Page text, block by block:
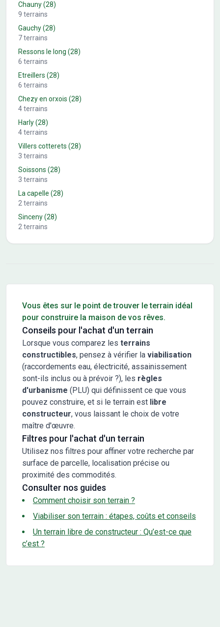
Chauny(28)
9 terrains
Gauchy(28)
7terrains
Ressons le long (28)
6 terrains
Etreillers (28)
6 terrains
Chezy en orxois (28)
4terrains
Harly(28)
4terrains
Villers cotterets (28)
3 terrains
Soissons (28)
3 terrains
La capelle (28)
2 terrains
Sinceny(28)
2 terrains
Vous êtes sur le point de trouver le terrain idéal
pour construire la maison de vos rêves.
Conseils pour l'achat d'un terrain
Lorsque vous comparez les terrains
constructibles, pensez à vérifier la viabilisation
(raccordements eau, électricité, assainissement
sont-ils inclus ou à prévoir ?), les règles
d'urbanisme (PLU) qui définissent ce que vous
pouvez construire, et si le terrain est libre
constructeur, vous laissant le choix de votre
maître d'œuvre.
Filtres pour l'achat d'un terrain
Utilisez nos filtres pour affiner votre recherche par
surface de parcelle, localisation précise ou
proximité des commodités.
Consulter nos guides
Comment choisir son terrain ?
Viabiliser son terrain : étapes, coûts et conseils
Un terrain libre de constructeur : Qu’est-ce que
c’est ?